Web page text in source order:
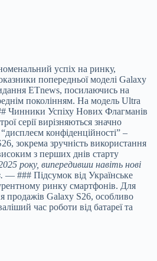
успіх на ринку,
попередньої моделі Galaxy
ETnews, посилаючись на
поколінням. На модель Ultra
Чинники Успіху Нових Флагманів
серії вирізняються значно
конфіденційності” –
зокрема зручність використання
з перших днів старту
року, випередивши навіть нові
— ### Підсумок від Українське
ринку смартфонів. Для
продажів Galaxy S26, особливо
час роботи від батареї та